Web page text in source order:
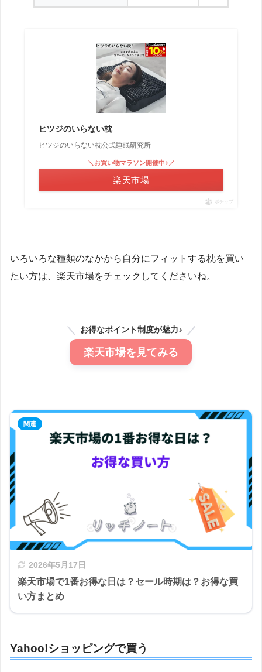
ヒツジのいらない枕
ヒツジのいらない枕公式睡眠研究所
＼お買い物マラソン開催中♪／
楽天市場
ポチップ
いろいろな種類のなかから自分にフィットする枕を買い
たい方は、楽天市場をチェックしてくださいね。
お得なポイント制度が魅力♪
楽天市場を見てみる
2026年5月17日
楽天市場で1番お得な日は？セール時期は？お得な買
い方まとめ
Yahoo!ショッピングで買う